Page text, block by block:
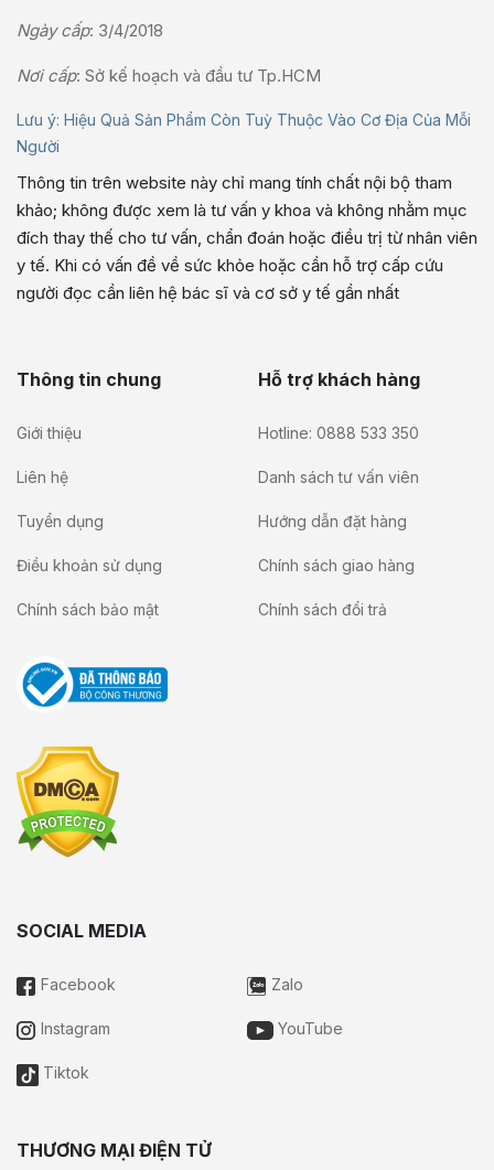
Ngày cấp: 3/4/2018
Nơi cấp: Sở kế hoạch và đầu tư Tp.HCM
Lưu ý: Hiệu Quả Sản Phẩm Còn Tuỳ Thuộc Vào Cơ Địa Của Mỗi
Người
Thông tin trên website này chỉ mang tính chất nội bộ tham
khảo; không được xem là tư vấn y khoa và không nhằm mục
đích thay thế cho tư vấn, chẩn đoán hoặc điều trị từ nhân viên
y tế. Khi có vấn đề về sức khỏe hoặc cần hỗ trợ cấp cứu
người đọc cần liên hệ bác sĩ và cơ sở y tế gần nhất
Thông tin chung
Giới thiệu
Liên hệ
Tuyển dụng
Điều khoản sử dụng
Chính sách bảo mật
Hỗ trợ khách hàng
Hotline: 0888 533 350
Danh sách tư vấn viên
Hướng dẫn đặt hàng
Chính sách giao hàng
Chính sách đổi trả
SOCIAL MEDIA
Facebook Zalo
Instagram YouTube
Tiktok
THƯƠNG MẠI ĐIỆN TỬ